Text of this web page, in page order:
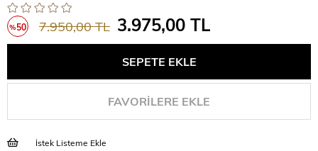
%50 7.950,00 TL 3.975,00 TL
FAVORILERE EKLE
İstek Listeme Ekle